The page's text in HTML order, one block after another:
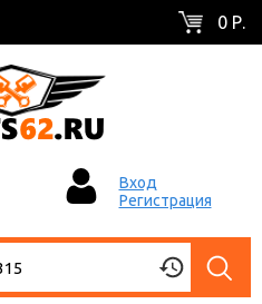
0 Р.
Вход
Регистрация